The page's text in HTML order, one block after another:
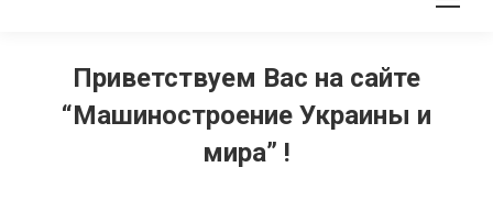
Приветствуем Вас на сайте
“Машиностроение Украины и
мира” !